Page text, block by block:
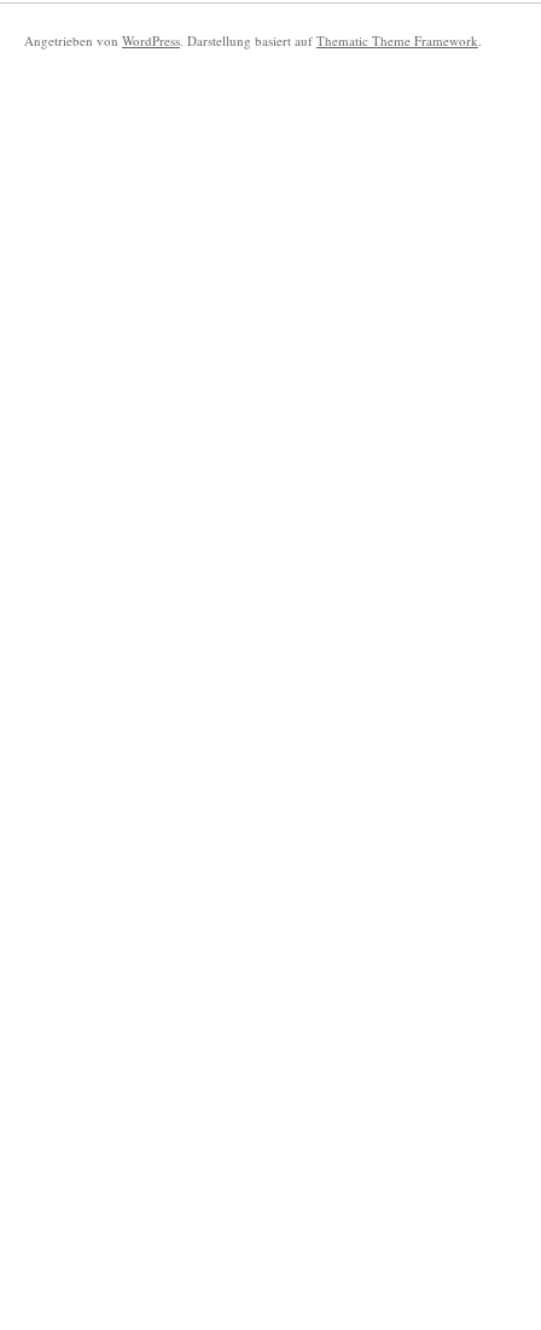
Angetrieben von WordPress. Darstellung basiert auf Thematic Theme Framework.